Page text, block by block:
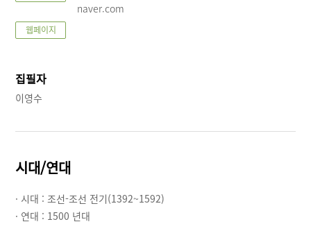
naver.com
웹페이지
집필자
이영수
시대/연대
· 시대 : 조선-조선 전기(1392~1592)
· 연대 : 1500 년대